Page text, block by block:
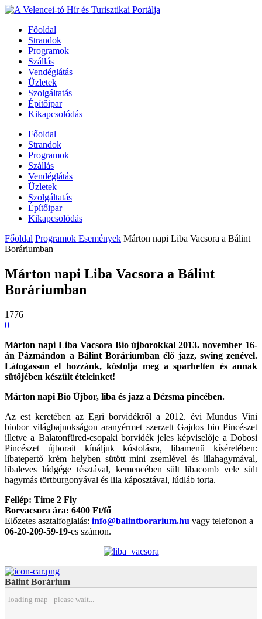
Főoldal
Strandok
Programok
Szállás
Vendéglátás
Üzletek
Szolgáltatás
Építőipar
Kikapcsolódás
Főoldal
Strandok
Programok
Szállás
Vendéglátás
Üzletek
Szolgáltatás
Építőipar
Kikapcsolódás
Főoldal Programok Események Márton napi Liba Vacsora a Bálint
Boráriumban
Márton napi Liba Vacsora a Bálint
Boráriumban
1776
0
Márton napi Liba Vacsora Bio újborokkal 2013. november 16-
án Pázmándon a Bálint Boráriumban élő jazz, swing zenével.
Látogasson el hozzánk, kóstolja meg a sparhelten és annak
sütőjében készült ételeinket!
Márton napi Bio Újbor, liba és jazz a Dézsma pincében.
Az est keretében az Egri borvidékről a 2012. évi Mundus Vini
biobor világbajnokságon aranyérmet szerzett Gajdos bio Pincészet
illetve a Balatonfüred-csopaki borvidék jeles képviselője a Dobosi
Pincészet újborait kínáljuk kóstolásra, libamenü kíséretében:
libatepertő krém helyben sütött mini zsemlével és lilahagymával,
libaleves lúdgége tésztával, kemencében sült libacomb vele sült
hagymás törtburgonyával és lila káposztával, lúdláb torta.
Fellép: Time 2 Fly
Borvacsora ára: 6400 Ft/fő
Előzetes asztalfoglalás: info@balintborarium.hu vagy telefonon a
06-20-209-59-19-es számon.
Bálint Borárium
loading map - please wait...